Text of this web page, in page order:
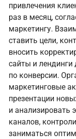
привлечения
раз в месяц,
маркетингу.
ставить цели,
вносить
сайты и лендинги
по конверсии.
маркетинговые
презентации
и анализировать
каналов,
заниматься